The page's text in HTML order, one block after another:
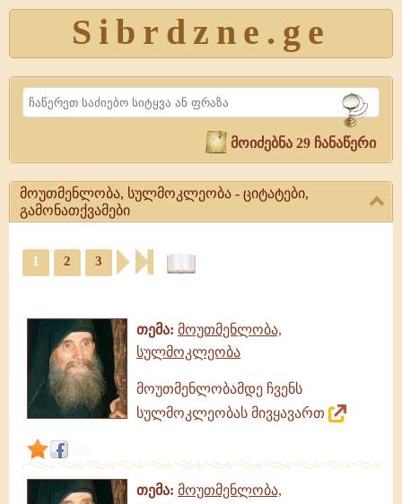
Sibrdzne.ge
Search
მოიძებნა 29 ჩანაწერი
მოუთმენლობა, სულმოკლეობა - ციტატები,
გამონათქვამები
სულმოკლეობა
მოუთმენლობა,
სულმოკლეობა,
გამონათქვამები
გამონათქვამები
1 2 3
თემა: მოუთმენლობა,
სულმოკლეობა
მოუთმენლობამდე ჩვენს
სულმოკლეობას მივყავართ
თემა: მოუთმენლობა,